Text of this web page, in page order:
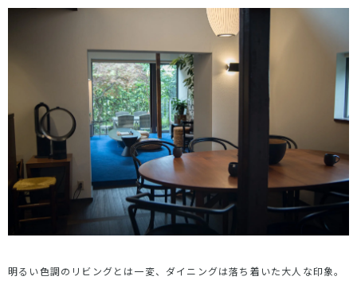
明るい色調のリビングとは一変、ダイニングは落ち着いた大人な印象。